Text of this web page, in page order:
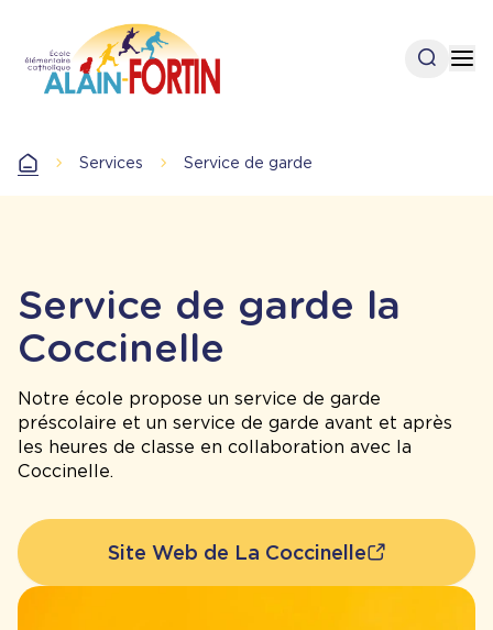
contenu
principal
Open
AccueilServices Service de garde
Service de garde la
Coccinelle
Notre école propose un service de garde
préscolaire et un service de garde avant et après
les heures de classe en collaboration avec la
Coccinelle.
Site Web de La Coccinelle